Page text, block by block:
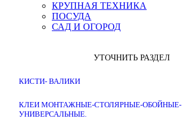
КРУПНАЯ ТЕХНИКА
ПОСУДА
САД И ОГОРОД
УТОЧНИТЬ РАЗДЕЛ
КИСТИ- ВАЛИКИ
КЛЕИ МОНТАЖНЫЕ-СТОЛЯРНЫЕ-ОБОЙНЫЕ-
УНИВЕРСАЛЬНЫЕ.